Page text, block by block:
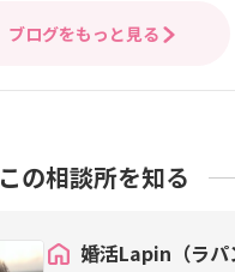
ブログをもっと見る
この相談所を知る
婚活Lapin（ラパ